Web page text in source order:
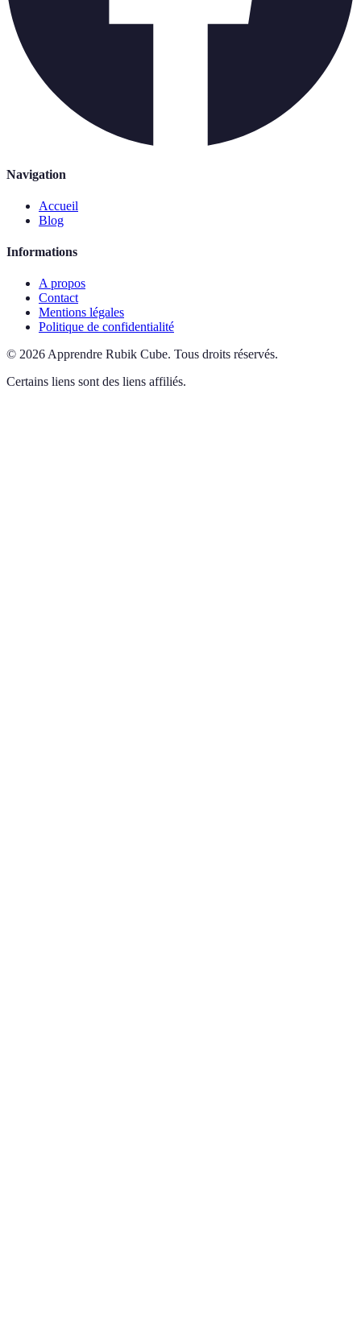
Navigation
Accueil
Blog
Informations
A propos
Contact
Mentions légales
Politique de confidentialité
© 2026 Apprendre Rubik Cube. Tous droits réservés.
Certains liens sont des liens affiliés.